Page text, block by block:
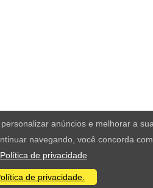
anúncios e melhorar a
navegando, você concorda
Política de privacidade
de privacidade.